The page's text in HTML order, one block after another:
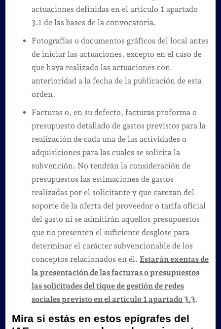
actuaciones definidas en el artículo 1 apartado
3.1 de las bases de la convocatoria.
Fotografías o documentos gráficos del local antes
de iniciar las actuaciones, excepto en el caso de
que haya realizado las actuaciones con
anterioridad a la fecha de la publicación de esta
orden.
Facturas o, en su defecto, facturas proforma o
presupuesto detallado de gastos previstos para la
realización de cada una de las actividades o
adquisiciones para las cuales se solicita la
subvención. No tendrán la consideración de
presupuestos las estimaciones de gastos
realizadas por el solicitante y que carezan del
soporte de la oferta del proveedor o tarifa oficial
del gasto ni se admitirán aquellos presupuestos
que no presenten el suficiente desglose para
determinar el carácter subvencionable de los
conceptos relacionados en él. Estarán exentas de
la presentación de las facturas o presupuestos
las solicitudes del tique de gestión de redes
sociales previsto en el artículo 1 apartado 3.3.
Mira si estás en estos epígrafes del